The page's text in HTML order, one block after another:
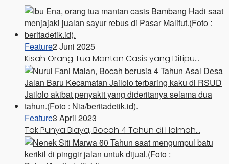
Feature2 Juni 2025
Kisah Orang Tua Mantan Casis yang Ditipu…
Feature3 April 2023
Tak Punya Biaya, Bocah 4 Tahun di Halmah…